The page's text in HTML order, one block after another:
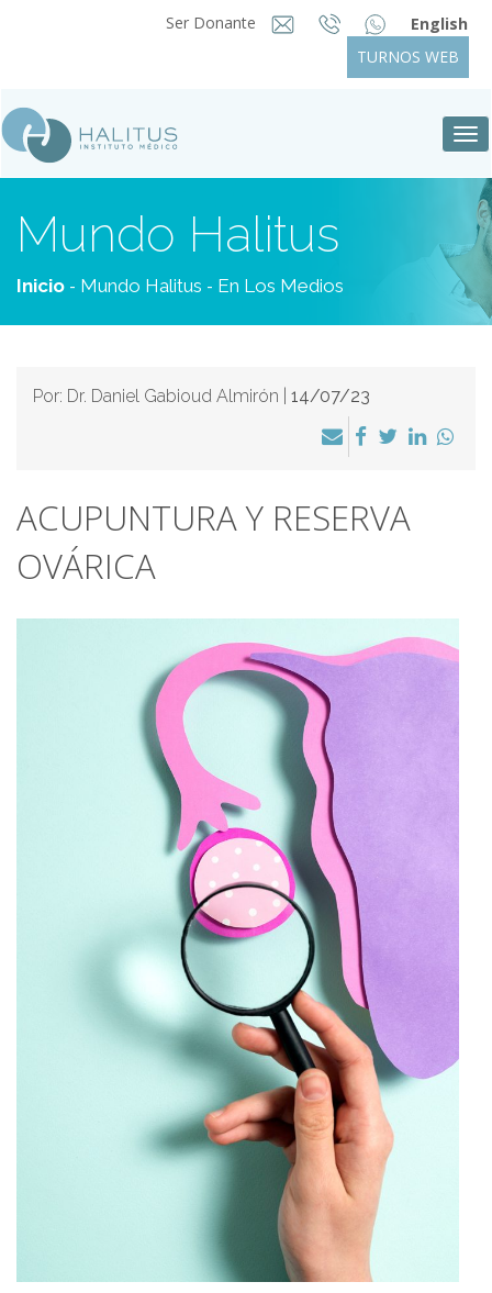
Ser Donante
English
TURNOS WEB
Mundo Halitus
Inicio - Mundo Halitus - En Los Medios
Por: Dr. Daniel Gabioud Almirón | 14/07/23
ACUPUNTURA Y RESERVA
OVÁRICA